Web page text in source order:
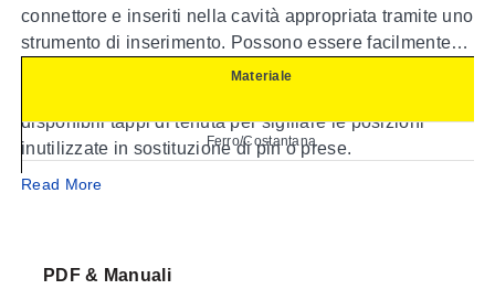
connettore e inseriti nella cavità appropriata tramite uno
strumento di inserimento. Possono essere facilmente
rimossi dall'assemblaggio del connettore utilizzando
disponibili tappi di tenuta per sigillare le posizioni
inutilizzate in sostituzione di pin o prese.
Materiale
Ferro/Costantana
Read More
PDF & Manuali